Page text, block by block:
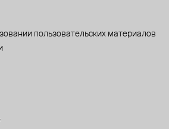
пользовательских материалов